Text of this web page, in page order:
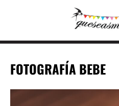
FOTOGRAFÍA BEBE